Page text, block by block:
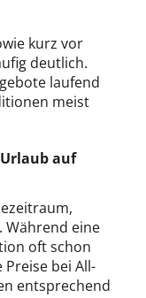
kurz vor
deutlich.
laufend
meist
auf
Während eine
oft schon
bei All-
entsprechend